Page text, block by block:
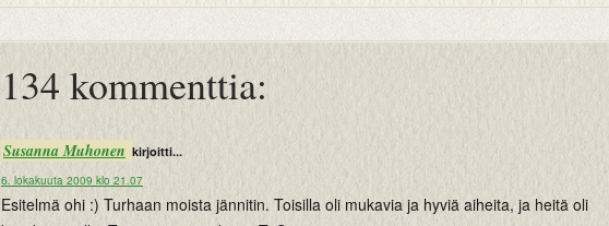
134 kommenttia:
Susanna Muhonen kirjoitti...
6. lokakuuta 2009 klo 21.07
Esitelmä ohi :) Turhaan moista jännitin. Toisilla oli mukavia ja hyviä aiheita, ja heitä oli